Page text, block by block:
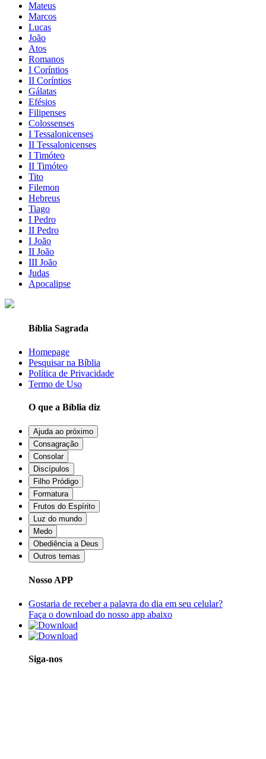
Mateus
Marcos
Lucas
João
Atos
Romanos
I Coríntios
II Coríntios
Gálatas
Efésios
Filipenses
Colossenses
I Tessalonicenses
II Tessalonicenses
I Timóteo
II Timóteo
Tito
Filemon
Hebreus
Tiago
I Pedro
II Pedro
I João
II João
III João
Judas
Apocalipse
Bíblia Sagrada
Homepage
Pesquisar na Bíblia
Política de Privacidade
Termo de Uso
O que a Bíblia diz
Ajuda ao próximo
Consagração
Consolar
Discípulos
Filho Pródigo
Formatura
Frutos do Espírito
Luz do mundo
Medo
Obediência a Deus
Outros temas
Nosso APP
Gostaria de receber a palavra do dia em seu celular?
Faça o download do nosso app abaixo
Siga-nos